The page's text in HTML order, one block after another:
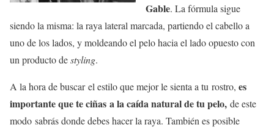
Gable. La fórmula sigue
siendo la misma: la raya lateral marcada, partiendo el cabello a
uno de los lados, y moldeando el pelo hacia el lado opuesto con
un producto destyling.
A la hora de buscar el estilo que mejor le sienta a tu rostro, es
importante que te ciñas a la caída natural de tu pelo, de este
modo sabrás donde debes hacer la raya. También es posible